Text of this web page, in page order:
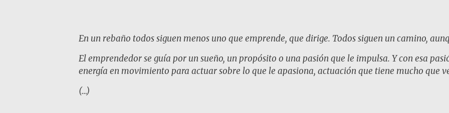
En un rebaño todos siguen menos uno que emprende, que dirige. Todos siguen un camino,
El emprendedor se guía por un sueño, un propósito o una pasión que le impulsa. Y con esa
energía en movimiento para actuar sobre lo que le apasiona, actuación que tiene mucho que
(…)